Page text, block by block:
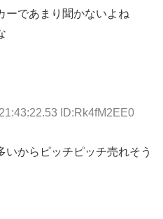
ーであまり聞かないよね
ID:Rk4fM2EE0
からピッチピッチ売れそう